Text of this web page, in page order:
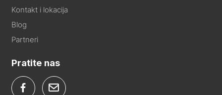
Kontakt i lokacija
Blog
Partneri
Pratite nas